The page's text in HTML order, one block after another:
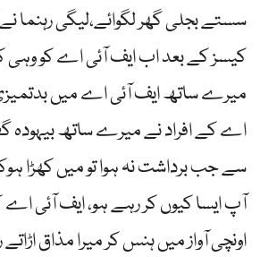
سستے بجلی گھر لگوائے،لیگی رہنما
کیسز کے بعد اب ایف آئی اے کو
میرے ساتھ ایف آئی اے میں
اے کے افراد نے میرے ساتھ بیہودہ
سے جب برداشت نہ ہوا تو میں کھڑا
آپ ایسا کیوں کر رہے ہو، ایف آئی اے
اونچی آواز میں ہنس کر میرا مذاق